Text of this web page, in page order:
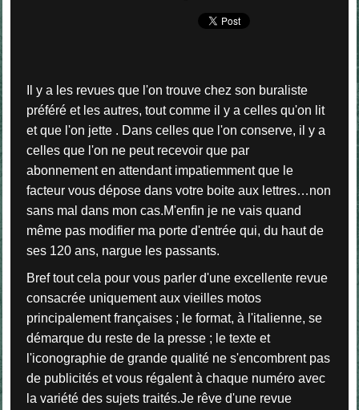
Il y a les revues que l'on trouve chez son buraliste
préféré et les autres, tout comme il y a celles qu'on lit
et que l'on jette . Dans celles que l'on conserve, il y a
celles que l'on ne peut recevoir que par
abonnement en attendant impatiemment que le
facteur vous dépose dans votre boite aux lettres…non
sans mal dans mon cas.M'enfin je ne vais quand
même pas modifier ma porte d'entrée qui, du haut de
ses 120 ans, nargue les passants.
Bref tout cela pour vous parler d'une excellente revue
consacrée uniquement aux vieilles motos
principalement françaises ; le format, à l'italienne, se
démarque du reste de la presse ; le texte et
l'iconographie de grande qualité ne s'encombrent pas
de publicités et vous régalent à chaque numéro avec
la variété des sujets traités.Je rêve d'une revue